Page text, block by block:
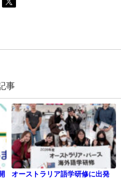
事
オーストラリア語学研修に出発